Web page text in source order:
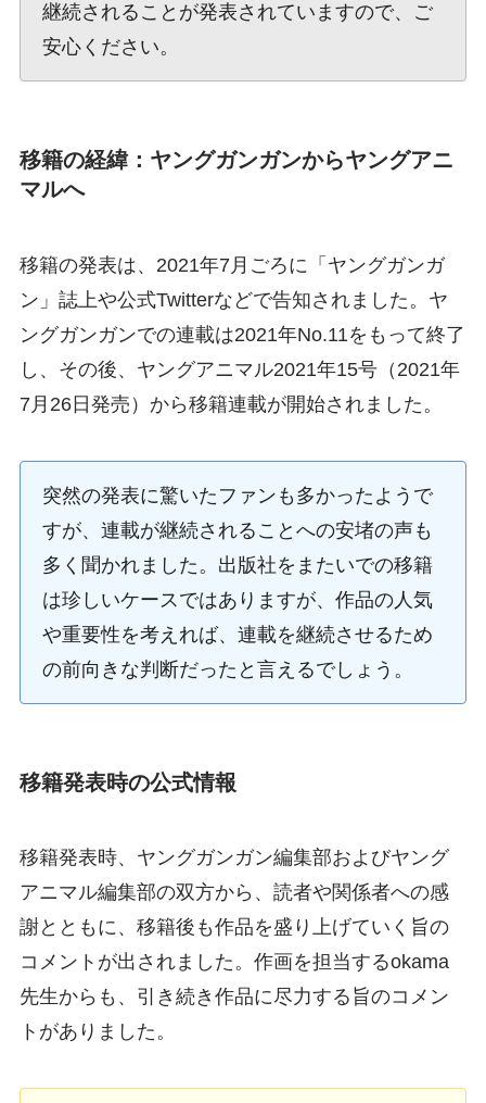
継続されることが発表されていますので、ご
安心ください。
移籍の経緯：ヤングガンガンからヤングアニ
マルへ
移籍の発表は、2021年7月ごろに「ヤングガンガ
ン」誌上や公式Twitterなどで告知されました。ヤ
ングガンガンでの連載は2021年No.11をもって終了
し、その後、ヤングアニマル2021年15号（2021年
7月26日発売）から移籍連載が開始されました。
突然の発表に驚いたファンも多かったようで
すが、連載が継続されることへの安堵の声も
多く聞かれました。出版社をまたいでの移籍
は珍しいケースではありますが、作品の人気
や重要性を考えれば、連載を継続させるため
の前向きな判断だったと言えるでしょう。
移籍発表時の公式情報
移籍発表時、ヤングガンガン編集部およびヤング
アニマル編集部の双方から、読者や関係者への感
謝とともに、移籍後も作品を盛り上げていく旨の
コメントが出されました。作画を担当するokama
先生からも、引き続き作品に尽力する旨のコメン
トがありました。